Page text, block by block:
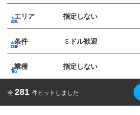
エリア 指定しない
条件 ミドル歓迎
業種 指定しない
全 281 件ヒットしました